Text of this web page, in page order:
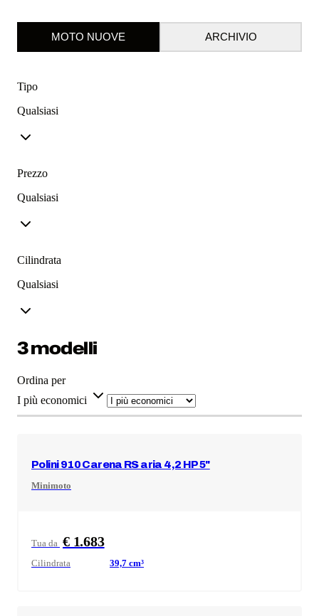
MOTO NUOVE ARCHIVIO
Tipo
Qualsiasi
Prezzo
Qualsiasi
Cilindrata
Qualsiasi
3 modelli
Ordina per
I più economici
Polini 910 Carena RS aria 4,2 HP 5"
Minimoto
Tua da € 1.683
Cilindrata 39,7 cm³